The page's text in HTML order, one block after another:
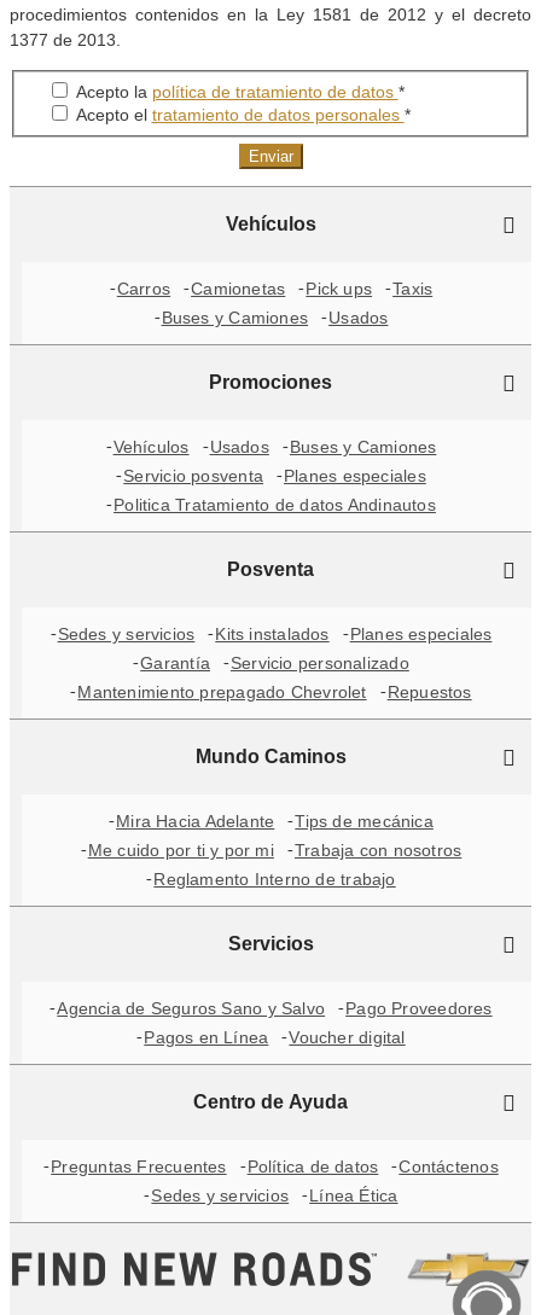
procedimientos contenidos en la Ley 1581 de 2012 y el decreto
1377 de 2013.
Acepto la política de tratamiento de datos *
Acepto el tratamiento de datos personales *
Enviar
Vehículos
Carros Camionetas Pick ups
Taxis
Buses y Camiones
Usados
Promociones
Vehículos Usados
Buses y Camiones
Servicio posventa
Planes especiales
Politica Tratamiento de datos Andinautos
Posventa
Sedes y servicios Kits instalados
Planes especiales
Garantía
Servicio personalizado
Mantenimiento prepagado Chevrolet
Repuestos
Mundo Caminos
Mira Hacia Adelante
Tips de mecánica
Me cuido por ti y por mi
Trabaja con nosotros
Reglamento Interno de trabajo
Servicios
Agencia de Seguros Sano y Salvo
Pago Proveedores
Pagos en Línea
Voucher digital
Centro de Ayuda
Preguntas Frecuentes Política de datos
Contáctenos
Sedes y servicios
Línea Ética